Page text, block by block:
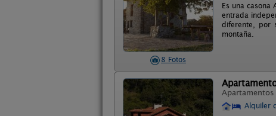
8 Fotos
Es una
entrada
diferente, por
montaña.
Apartamentos
Alquiler